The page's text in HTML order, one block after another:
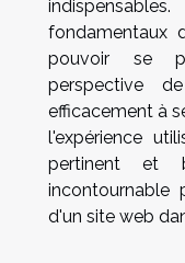
fondamentaux
pouvoir se
perspective
efficacement à
l'expérience
pertinent et
incontournable
d'un site web